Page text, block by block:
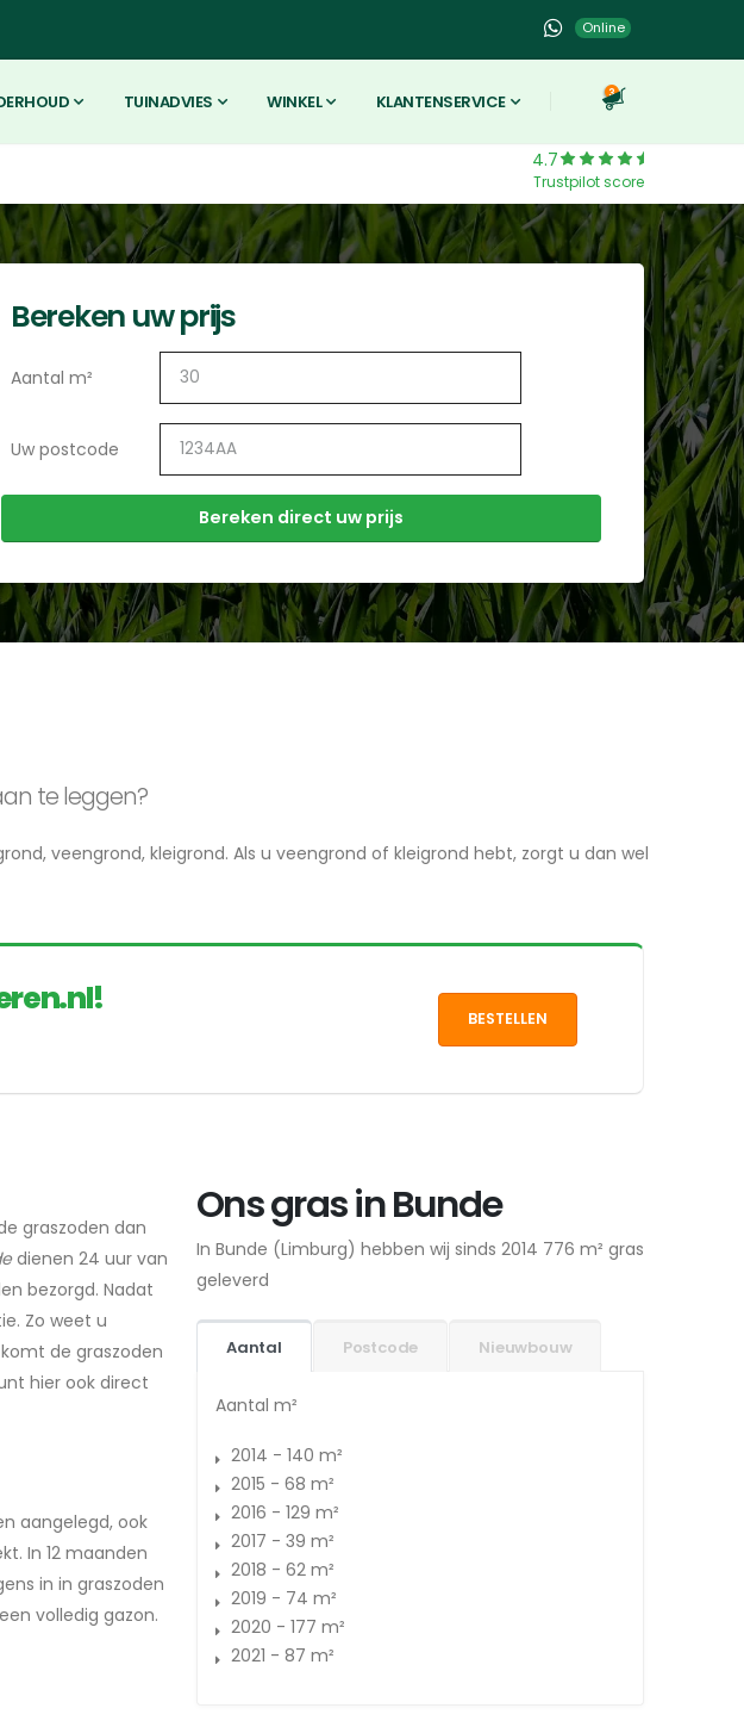
Online
TUINADVIES WINKEL KLANTENSERVICE 3
4.7
Trustpilot score
Bereken uw prijs
Aantal m²
Uw postcode
te leggen?
veengrond, kleigrond. Als u veengrond of kleigrond hebt, zorgt u dan wel
BESTELLEN
graszoden dan
dienen 24 uur van
bezorgd. Nadat
Zo weet u
de graszoden
hier ook direct
aangelegd, ook
In 12 maanden
in in graszoden
volledig gazon.
Ons gras in Bunde
In Bunde (Limburg) hebben wij sinds 2014 776 m² gras
geleverd
Aantal Postcode Nieuwbouw
Aantal m²
2014 - 140 m²
2015 - 68 m²
2016 - 129 m²
2017 - 39 m²
2018 - 62 m²
2019 - 74 m²
2020 - 177 m²
2021 - 87 m²